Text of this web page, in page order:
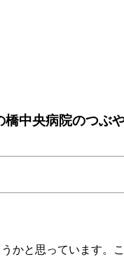
橋中央病院のつぶ
かと思っています。